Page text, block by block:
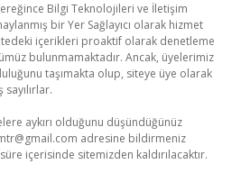
Bilgi Teknolojileri ve İletişim
bir Yer Sağlayıcı olarak hizmet
içerikleri proaktif olarak denetleme
bulunmamaktadır. Ancak, üyelerimiz
taşımakta olup, siteye üye olarak
aykırı olduğunu düşündüğünüz
adresine bildirmeniz
içerisinde sitemizden kaldırılacaktır.